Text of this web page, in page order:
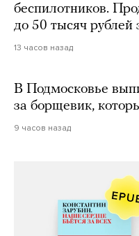
беспилотников.
до 50 тысяч рублей
13 часов назад
В Подмосковье
за борщевик,
9 часов назад